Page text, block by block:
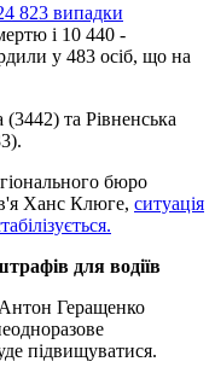
823 випадки
і 10 440 -
у 483 осіб, що на
та Рівненська
бюро
Ханс Клюге, ситуація
для водіїв
Антон Геращенко
підвищуватися.